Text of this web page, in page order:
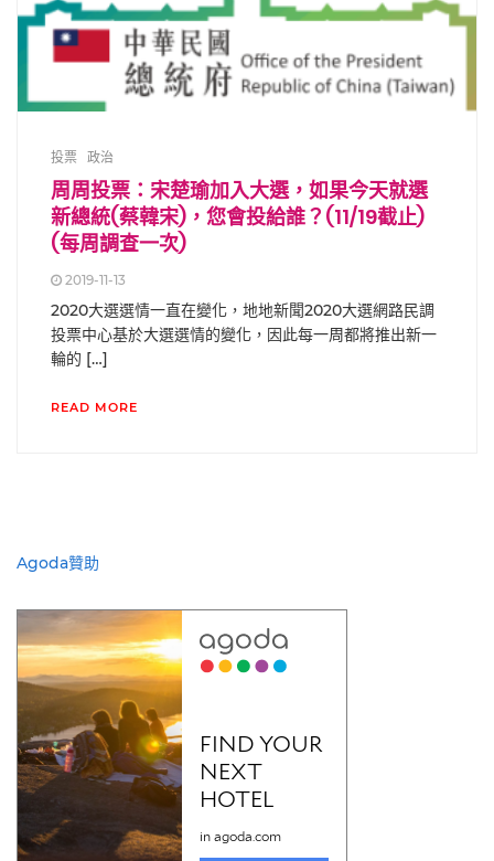
投票 政治
周周投票：宋楚瑜加入大選，如果今天就選
新總統(蔡韓宋)，您會投給誰？(11/19截止)
(每周調查一次)
2019-11-13
2020大選選情一直在變化，地地新聞2020大選網路民調
投票中心基於大選選情的變化，因此每一周都將推出新一
輪的 […]
READ MORE
Agoda贊助